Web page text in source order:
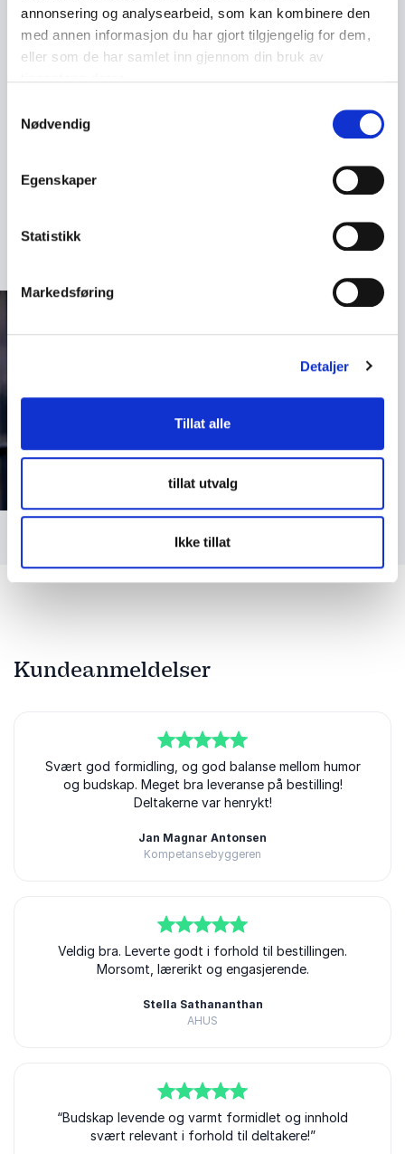
annonsering og analysearbeid, som kan kombinere den
med annen informasjon du har gjort tilgjengelig for dem,
eller som de har samlet inn gjennom din bruk av
Nødvendig
Egenskaper
Statistikk
Markedsføring
Detaljer
Tillat alle
tillat utvalg
Ikke tillat
engasjement i rommet.
Deltakerne opplever henne som både inspirerende,
samlende og tydelig – og ikke minst: relevant. Nettopp
engelsk, og kan tilpasse innholdet både til faglige
konferanser, kick-offs, ledergrupper og større
Kundeanmeldelser
5av5
Svært god formidling, og god balanse mellom humor
og budskap. Meget bra leveranse på bestilling!
Deltakerne var henrykt!
Jan Magnar Antonsen
Kompetansebyggeren
av5
Veldig bra. Leverte godt i forhold til bestillingen.
Morsomt, lærerikt og engasjerende.
Stella Sathananthan
AHUS
av5
“Budskap levende og varmt formidlet og innhold
svært relevant i forhold til deltakere!”